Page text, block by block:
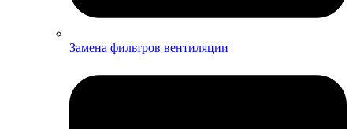
Замена фильтров вентиляции